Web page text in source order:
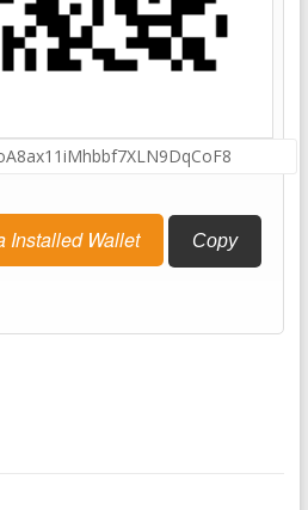
Installed Wallet Copy